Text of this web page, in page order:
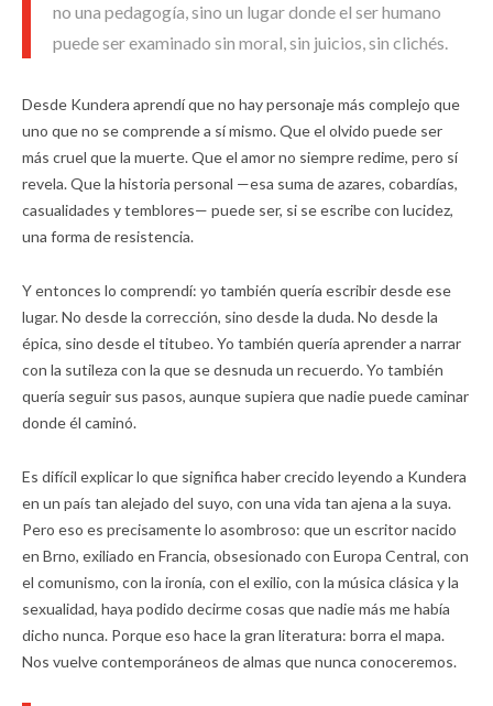
no una pedagogía, sino un lugar donde el ser humano
puede ser examinado sin moral, sin juicios, sin clichés.
Desde Kundera aprendí que no hay personaje más complejo que
uno que no se comprende a sí mismo. Que el olvido puede ser
más cruel que la muerte. Que el amor no siempre redime, pero sí
revela. Que la historia personal —esa suma de azares, cobardías,
casualidades y temblores— puede ser, si se escribe con lucidez,
una forma de resistencia.
Y entonces lo comprendí: yo también quería escribir desde ese
lugar. No desde la corrección, sino desde la duda. No desde la
épica, sino desde el titubeo. Yo también quería aprender a narrar
con la sutileza con la que se desnuda un recuerdo. Yo también
quería seguir sus pasos, aunque supiera que nadie puede caminar
donde él caminó.
Es difícil explicar lo que significa haber crecido leyendo a Kundera
en un país tan alejado del suyo, con una vida tan ajena a la suya.
Pero eso es precisamente lo asombroso: que un escritor nacido
en Brno, exiliado en Francia, obsesionado con Europa Central, con
el comunismo, con la ironía, con el exilio, con la música clásica y la
sexualidad, haya podido decirme cosas que nadie más me había
dicho nunca. Porque eso hace la gran literatura: borra el mapa.
Nos vuelve contemporáneos de almas que nunca conoceremos.